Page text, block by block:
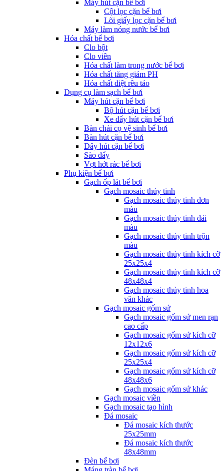
Máy hút cặn bể bơi
Cột lọc cặn bể bơi
Lõi giấy lọc cặn bể bơi
Máy làm nóng nước bể bơi
Hóa chất bể bơi
Clo bột
Clo viên
Hóa chất làm trong nước bể bơi
Hóa chất tăng giảm PH
Hóa chất diệt rêu tảo
Dụng cụ làm sạch bể bơi
Máy hút cặn bể bơi
Bộ hút cặn bể bơi
Xe đẩy hút cặn bể bơi
Bàn chải cọ vệ sinh bể bơi
Bàn hút cặn bể bơi
Dây hút cặn bể bơi
Sào đẩy
Vợt hớt rác bể bơi
Phụ kiện bể bơi
Gạch ốp lát bể bơi
Gạch mosaic thủy tinh
Gạch mosaic thủy tinh đơn
màu
Gạch mosaic thủy tinh dải
màu
Gạch mosaic thủy tinh trộn
màu
Gạch mosaic thủy tinh kích cỡ
25x25x4
Gạch mosaic thủy tinh kích cỡ
48x48x4
Gạch mosaic thủy tinh hoa
văn khác
Gạch mosaic gốm sứ
Gạch mosaic gốm sứ men rạn
cao cấp
Gạch mosaic gốm sứ kích cỡ
12x12x6
Gạch mosaic gốm sứ kích cỡ
25x25x4
Gạch mosaic gốm sứ kích cỡ
48x48x6
Gạch mosaic gốm sứ khác
Gạch mosaic viền
Gạch mosaic tạo hình
Đá mosaic
Đá mosaic kích thước
25x25mm
Đá mosaic kích thước
48x48mm
Đèn bể bơi